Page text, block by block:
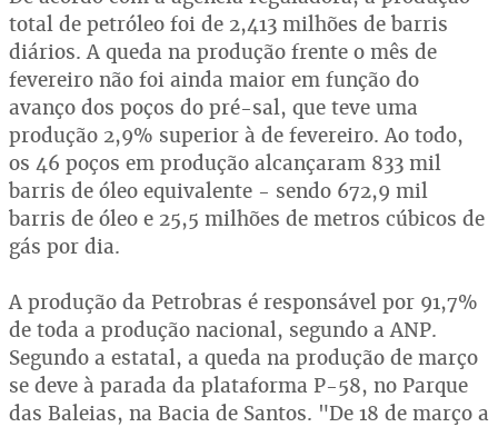
total de petróleo foi de 2,413 milhões de barris
diários. A queda na produção frente o mês de
fevereiro não foi ainda maior em função do
avanço dos poços do pré-sal, que teve uma
produção 2,9% superior à de fevereiro. Ao todo,
os 46 poços em produção alcançaram 833 mil
barris de óleo equivalente - sendo 672,9 mil
barris de óleo e 25,5 milhões de metros cúbicos de
gás por dia.
A produção da Petrobras é responsável por 91,7%
de toda a produção nacional, segundo a ANP.
Segundo a estatal, a queda na produção de março
se deve à parada da plataforma P-58, no Parque
das Baleias, na Bacia de Santos. "De 18 de março a